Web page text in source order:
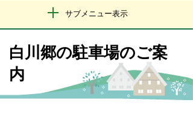
サブメニュー表示
白川郷の駐車場のご案
内